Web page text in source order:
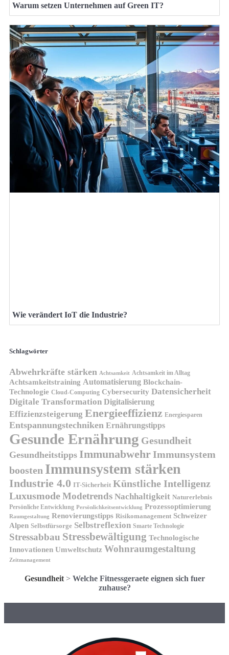
Warum setzen Unternehmen auf Green IT?
Wie verändert IoT die Industrie?
Schlagwörter
Abwehrkräfte stärken Achtsamkeit Achtsamkeit im Alltag
Achtsamkeitstraining Automatisierung Blockchain-
Technologie Cloud-Computing Cybersecurity Datensicherheit
Digitale Transformation Digitalisierung
Effizienzsteigerung Energieeffizienz Energiesparen
Entspannungstechniken Ernährungstipps
Gesunde Ernährung Gesundheit
Gesundheitstipps Immunabwehr Immunsystem
boosten Immunsystem stärken
Industrie 4.0 IT-Sicherheit Künstliche Intelligenz
LuxusmodeModetrends Nachhaltigkeit Naturerlebnis
Persönliche Entwicklung Persönlichkeitsentwicklung Prozessoptimierung
Raumgestaltung Renovierungstipps Risikomanagement Schweizer
Alpen Selbstfürsorge Selbstreflexion Smarte Technologie
Stressabbau Stressbewältigung Technologische
Innovationen Umweltschutz Wohnraumgestaltung
Zeitmanagement
Gesundheit> Welche Fitnessgeraete eignen sich fuer
zuhause?